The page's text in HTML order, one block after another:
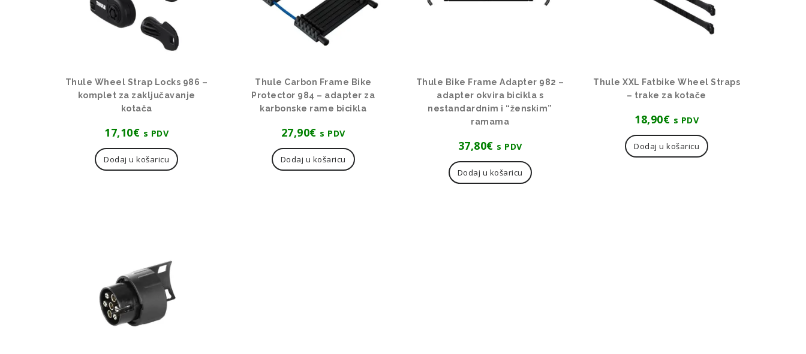
Thule Wheel Strap Locks 986 –
komplet za zaključavanje
kotača
17,10€ s PDV
Dodaj u košaricu
Thule Carbon Frame Bike
Protector 984 – adapter za
karbonske rame bicikla
27,90€ s PDV
Dodaj u košaricu
Thule Bike Frame Adapter 982 –
adapter okvira bicikla s
nestandardnim i “ženskim”
ramama
37,80€ s PDV
Dodaj u košaricu
Thule XXL Fatbike Wheel Straps
– trake za kotače
18,90€ s PDV
Dodaj u košaricu